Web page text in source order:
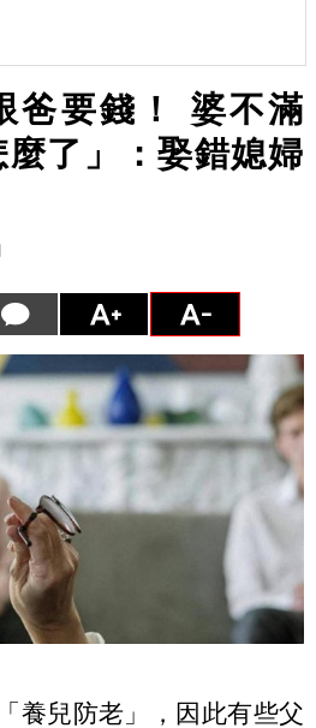
爸要錢！ 婆不滿
麼了」：娶錯媳婦
養兒防老」，因此有些父